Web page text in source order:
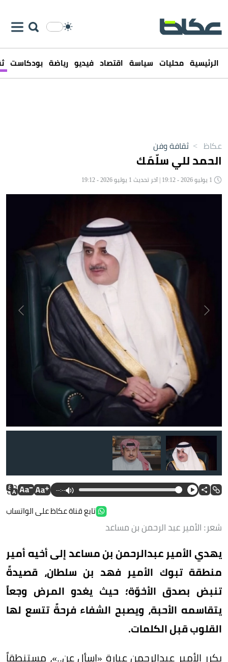
الرئيسية محليات سياسة اقتصاد فيديو رياضة بودكاست
عكاظ > ثقافة وفن
الحمد للي سلّمَك
الأمير عبد الرحمن بن مساعد.
--:--
تابع قناة عكاظ على الواتساب
شعر: الأمير عبد الرحمن بن مساعد
يهدي الأمير عبدالرحمن بن مساعد إلى أخيه أمير
منطقة تبوك الأمير فهد بن سلطان، قصيدةً
تنبض بصدق الأخوّة؛ حيث يغدو المرض وجعاً
يتقاسمه الأحبة، ويصبح الشفاء فرحةً تتسع لها
القلوب قبل الكلمات.
يكرر الأمير عبدالرحمن عبارة «اسأل عن..»، مستنطقاً